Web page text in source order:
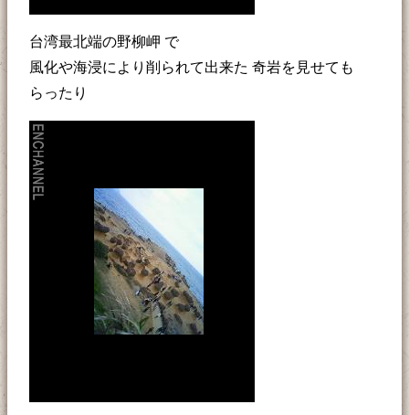
台湾最北端の野柳岬 で
風化や海浸により削られて出来た 奇岩を見せても
らったり